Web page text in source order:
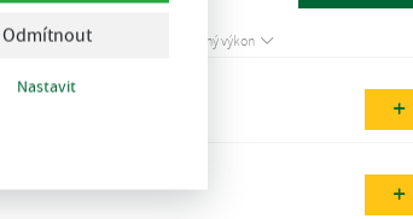
Odmítnout
Nastavit
Instalovaný tepelný výkon